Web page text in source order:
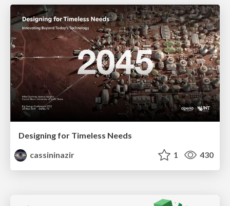
Designing for Timeless Needs
cassininazir
1 430